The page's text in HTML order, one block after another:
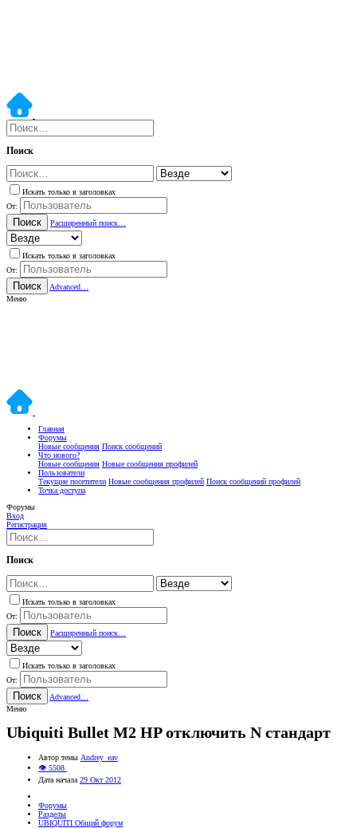
Поиск
Искать только в заголовках
От:
Поиск Расширенный поиск…
Искать только в заголовках
От:
Поиск
Advanced…
Меню
Главная
Форумы
Новые сообщения Поиск сообщений
Что нового?
Новые сообщения Новые сообщения профилей
Пользователи
Текущие посетители Новые сообщения профилей Поиск сообщений профилей
Точка доступа
Форумы
Вход
Регистрация
Поиск
Искать только в заголовках
От:
Поиск Расширенный поиск…
Искать только в заголовках
От:
Поиск
Advanced…
Меню
Ubiquiti Bullet M2 HP отключить N стандарт
Автор темы Andrey_eav
👁 5508
Дата начала 29 Окт 2012
Форумы
Разделы
UBIQUITI Общий форум